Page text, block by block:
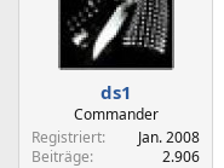
ds1
Commander
Registriert
Jan. 2008
Beiträge
2.906